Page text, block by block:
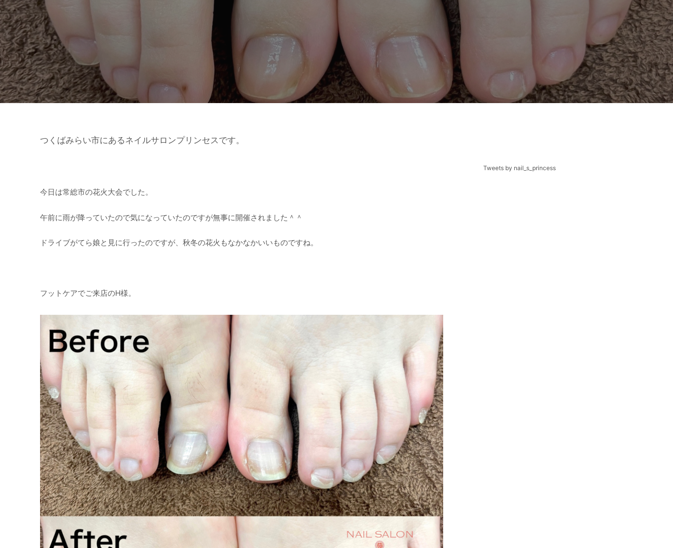
つくばみらい市にあるネイルサロンプリンセスです。
今日は常総市の花火大会でした。
午前に雨が降っていたので気になっていたのですが無事に開催されました＾＾
ドライブがてら娘と見に行ったのですが、秋冬の花火もなかなかいいものですね。
フットケアでご来店のH様。
Tweets by nail_s_princess